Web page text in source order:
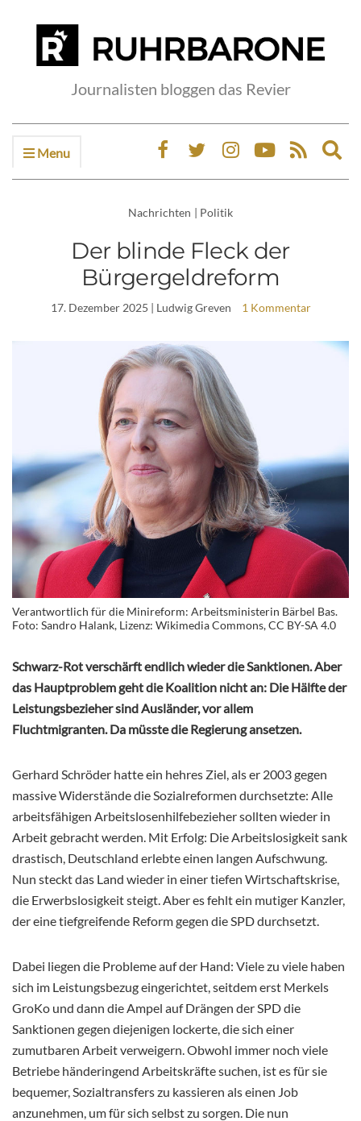
Journalisten bloggen das Revier
Menu
Nachrichten | Politik
Der blinde Fleck der
Bürgergeldreform
17. Dezember 2025 | Ludwig Greven 1 Kommentar
Verantwortlich für die Minireform: Arbeitsministerin Bärbel Bas.
Foto: Sandro Halank, Lizenz: Wikimedia Commons, CC BY-SA 4.0
Schwarz-Rot verschärft endlich wieder die Sanktionen. Aber
das Hauptproblem geht die Koalition nicht an: Die Hälfte der
Leistungsbezieher sind Ausländer, vor allem
Fluchtmigranten. Da müsste die Regierung ansetzen.
Gerhard Schröder hatte ein hehres Ziel, als er 2003 gegen
massive Widerstände die Sozialreformen durchsetzte: Alle
arbeitsfähigen Arbeitslosenhilfebezieher sollten wieder in
Arbeit gebracht werden. Mit Erfolg: Die Arbeitslosigkeit sank
drastisch, Deutschland erlebte einen langen Aufschwung.
Nun steckt das Land wieder in einer tiefen Wirtschaftskrise,
die Erwerbslosigkeit steigt. Aber es fehlt ein mutiger Kanzler,
der eine tiefgreifende Reform gegen die SPD durchsetzt.
Dabei liegen die Probleme auf der Hand: Viele zu viele haben
sich im Leistungsbezug eingerichtet, seitdem erst Merkels
GroKo und dann die Ampel auf Drängen der SPD die
Sanktionen gegen diejenigen lockerte, die sich einer
zumutbaren Arbeit verweigern. Obwohl immer noch viele
Betriebe händeringend Arbeitskräfte suchen, ist es für sie
bequemer, Sozialtransfers zu kassieren als einen Job
anzunehmen, um für sich selbst zu sorgen. Die nun